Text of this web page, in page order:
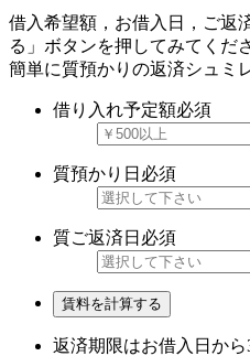
借入希望額，お借入日，ご返
る」ボタンを押してみてくだ
簡単に質預かりの返済シュミ
借り入れ予定額必須
質預かり日 必須
質ご返済日 必須
賃料を計算する
返済期限はお借入日か